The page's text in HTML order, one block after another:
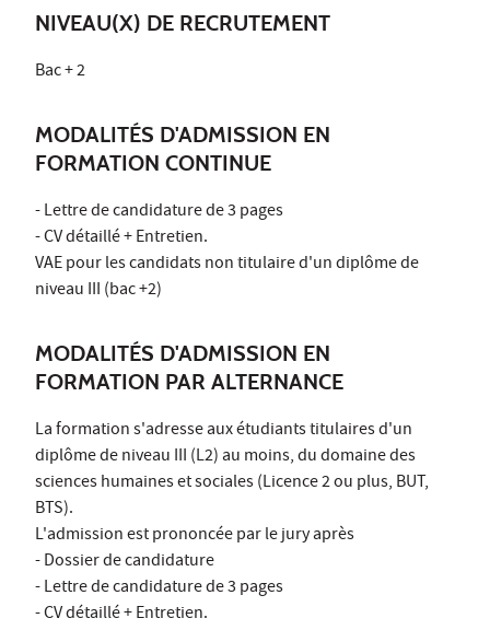
NIVEAU(X) DE RECRUTEMENT
Bac + 2
MODALITÉS D'ADMISSION EN
FORMATION CONTINUE
- Lettre de candidature de 3 pages
- CV détaillé + Entretien.
VAE pour les candidats non titulaire d'un diplôme de
niveau III (bac +2)
MODALITÉS D'ADMISSION EN
FORMATION PAR ALTERNANCE
La formation s'adresse aux étudiants titulaires d'un
diplôme de niveau III (L2) au moins, du domaine des
sciences humaines et sociales (Licence 2 ou plus, BUT,
BTS).
L'admission est prononcée par le jury après
- Dossier de candidature
- Lettre de candidature de 3 pages
- CV détaillé + Entretien.